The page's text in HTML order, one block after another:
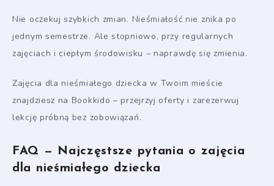
Nie oczekuj szybkich zmian. Nieśmiałość nie znika po
jednym semestrze. Ale stopniowo, przy regularnych
zajęciach i ciepłym środowisku – naprawdę się zmienia.
Zajęcia dla nieśmiałego dziecka w Twoim mieście
znajdziesz na Bookkido – przejrzyj oferty i zarezerwuj
lekcję próbną bez zobowiązań.
FAQ — Najczęstsze pytania o zajęcia
dla nieśmiałego dziecka